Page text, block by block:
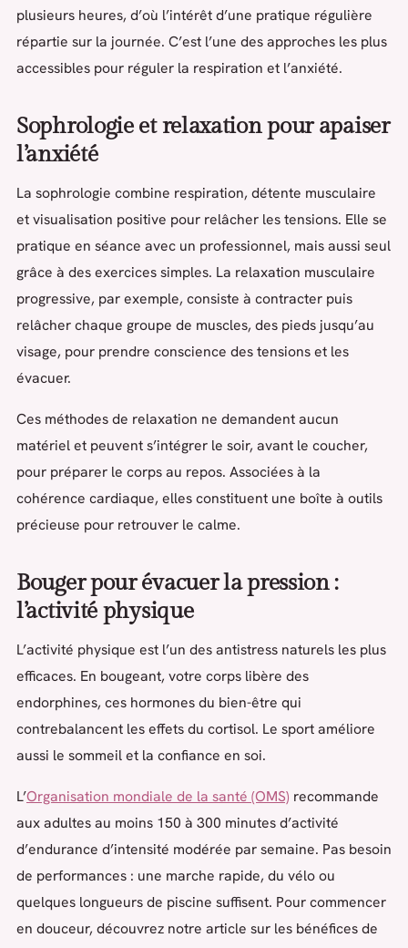
plusieurs heures, d’où l’intérêt d’une pratique régulière
répartie sur la journée. C’est l’une des approches les plus
accessibles pour réguler la respiration et l’anxiété.
Sophrologie et relaxation pour apaiser
l’anxiété
La sophrologie combine respiration, détente musculaire
et visualisation positive pour relâcher les tensions. Elle se
pratique en séance avec un professionnel, mais aussi seul
grâce à des exercices simples. La relaxation musculaire
progressive, par exemple, consiste à contracter puis
relâcher chaque groupe de muscles, des pieds jusqu’au
visage, pour prendre conscience des tensions et les
évacuer.
Ces méthodes de relaxation ne demandent aucun
matériel et peuvent s’intégrer le soir, avant le coucher,
pour préparer le corps au repos. Associées à la
cohérence cardiaque, elles constituent une boîte à outils
précieuse pour retrouver le calme.
Bouger pour évacuer la pression :
l’activité physique
L’activité physique est l’un des antistress naturels les plus
efficaces. En bougeant, votre corps libère des
endorphines, ces hormones du bien-être qui
contrebalancent les effets du cortisol. Le sport améliore
aussi le sommeil et la confiance en soi.
L’Organisation mondiale de la santé (OMS) recommande
aux adultes au moins 150 à 300 minutes d’activité
d’endurance d’intensité modérée par semaine. Pas besoin
de performances : une marche rapide, du vélo ou
quelques longueurs de piscine suffisent. Pour commencer
en douceur, découvrez notre article sur les bénéfices de